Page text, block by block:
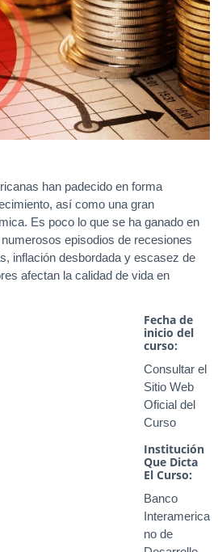
han padecido en forma
así como una gran
Es poco lo que se ha ganado en
episodios de recesiones
inflación desbordada y escasez de
afectan la calidad de vida en
Fecha de
inicio del
curso:
Consultar el
Sitio Web
Oficial del
Curso
Institución
Que Dicta
El Curso:
Banco
Interamerica
no de